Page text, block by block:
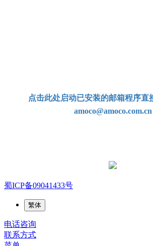
点击此处启动已安装的邮箱程序直
amoco@amoco.com.cn
蜀ICP备09041433号
繁体
电话咨询
联系方式